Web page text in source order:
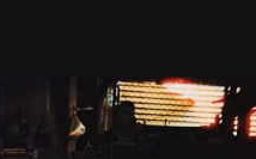
trắng ngà cùng những
mẫu nail được yêu thích